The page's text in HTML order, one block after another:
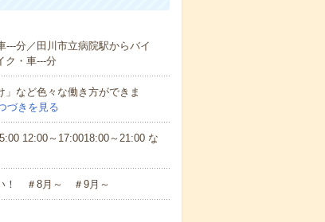
---分／田川市立病院駅からバイ
ク・車---分
など色々な働き方ができま
づきを見る
12:00～17:0018:00～21:00 な
！ ＃8月～ ＃9月～